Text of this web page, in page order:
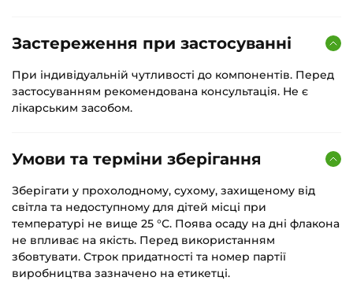
Застереження при застосуванні
При індивідуальній чутливості до компонентів. Перед
застосуванням рекомендована консультація. Не є
лікарським засобом.
Умови та терміни зберігання
Зберігати у прохолодному, сухому, захищеному від
світла та недоступному для дітей місці при
температурі не вище 25 °С. Поява осаду на дні флакона
не впливає на якість. Перед використанням
збовтувати. Строк придатності та номер партії
виробництва зазначено на етикетці.